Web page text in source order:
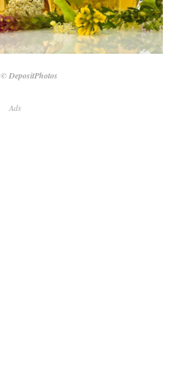
© DepositPhotos
Ads